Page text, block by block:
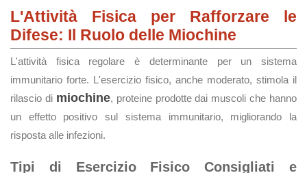
L'Attività Fisica per Rafforzare le
Difese: Il Ruolo delle Miochine
L'attività fisica regolare è determinante per un sistema
immunitario forte. L'esercizio fisico, anche moderato, stimola il
rilascio di miochine, proteine prodotte dai muscoli che hanno
un effetto positivo sul sistema immunitario, migliorando la
risposta alle infezioni.
Tipi di Esercizio Fisico Consigliati e